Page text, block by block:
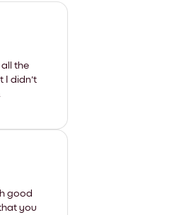
the
I didn't
good
you